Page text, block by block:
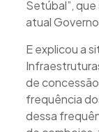
Setúbal”,
atual
E explicou a
de
frequência
dessa